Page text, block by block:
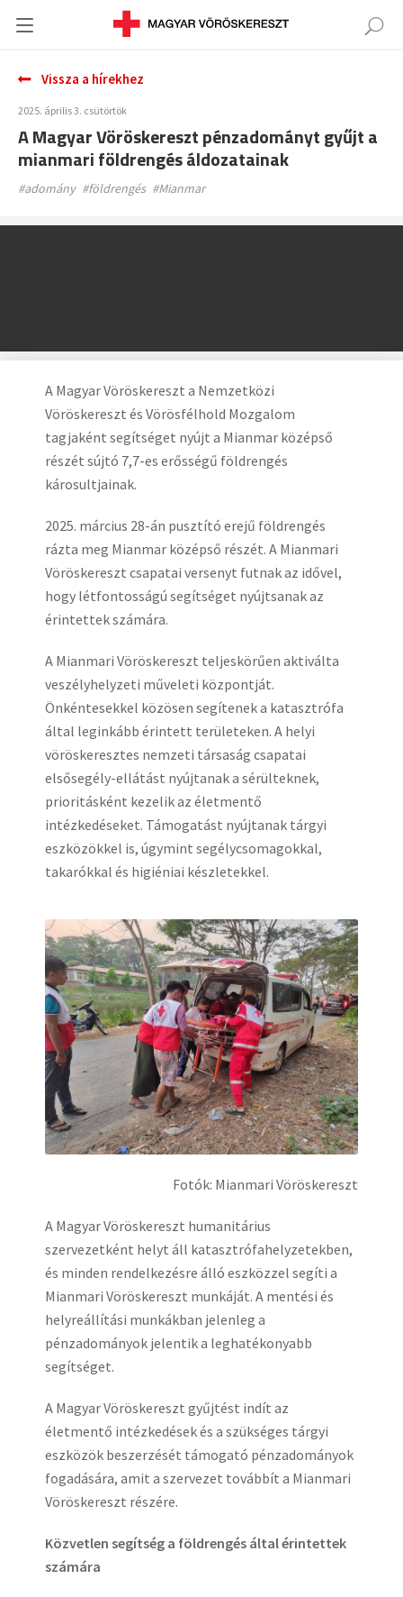
Vissza a hírekhez
2025. április 3. csütörtök
A Magyar Vöröskereszt pénzadományt gyűjt a
mianmari földrengés áldozatainak
#adomány #földrengés #Mianmar
A Magyar Vöröskereszt a Nemzetközi
Vöröskereszt és Vörösfélhold Mozgalom
tagjaként segítséget nyújt a Mianmar középső
részét sújtó 7,7-es erősségű földrengés
károsultjainak.
2025. március 28-án pusztító erejű földrengés
rázta meg Mianmar középső részét. A Mianmari
Vöröskereszt csapatai versenyt futnak az idővel,
hogy létfontosságú segítséget nyújtsanak az
érintettek számára.
A Mianmari Vöröskereszt teljeskörűen aktiválta
veszélyhelyzeti műveleti központját.
Önkéntesekkel közösen segítenek a katasztrófa
által leginkább érintett területeken. A helyi
vöröskeresztes nemzeti társaság csapatai
elsősegély-ellátást nyújtanak a sérülteknek,
prioritásként kezelik az életmentő
intézkedéseket. Támogatást nyújtanak tárgyi
eszközökkel is, úgymint segélycsomagokkal,
takarókkal és higiéniai készletekkel.
Fotók: Mianmari Vöröskereszt
A Magyar Vöröskereszt humanitárius
szervezetként helyt áll katasztrófahelyzetekben,
és minden rendelkezésre álló eszközzel segíti a
Mianmari Vöröskereszt munkáját. A mentési és
helyreállítási munkákban jelenleg a
pénzadományok jelentik a leghatékonyabb
segítséget.
A Magyar Vöröskereszt gyűjtést indít az
életmentő intézkedések és a szükséges tárgyi
eszközök beszerzését támogató pénzadományok
fogadására, amit a szervezet továbbít a Mianmari
Vöröskereszt részére.
Közvetlen segítség a földrengés által érintettek
számára